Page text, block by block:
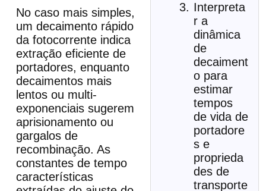
Interpreta
r a
dinâmica
de
decaiment
o para
estimar
tempos
de vida de
portadore
s e
proprieda
des de
transporte
No caso mais simples,
um decaimento rápido
da fotocorrente indica
extração eficiente de
portadores, enquanto
decaimentos mais
lentos ou multi-
exponenciais sugerem
aprisionamento ou
gargalos de
recombinação. As
constantes de tempo
características